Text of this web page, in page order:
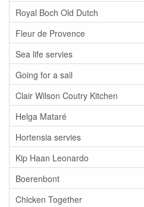
Royal Boch Old Dutch
Fleur de Provence
Sea life servies
Going for a sail
Clair Wilson Coutry Kitchen
Helga Mataré
Hortensia servies
Kip Haan Leonardo
Boerenbont
Chicken Together